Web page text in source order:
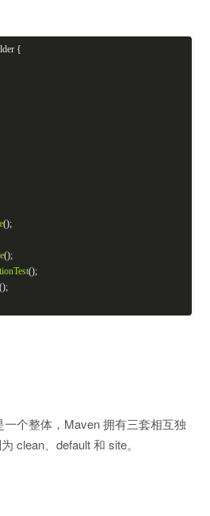
{
();
();
();
;
个整体，Maven 拥有三套相互独
clean、default 和 site。